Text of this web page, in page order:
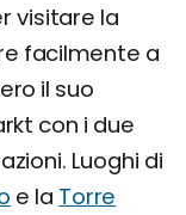
visitare la
facilmente a
il suo
con i due
Luoghi di
e la Torre